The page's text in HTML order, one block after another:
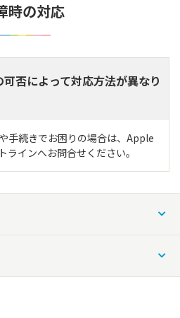
時の対応
否によって対応方法が異なり
手続きでお困りの場合は、Apple
インへお問合せください。